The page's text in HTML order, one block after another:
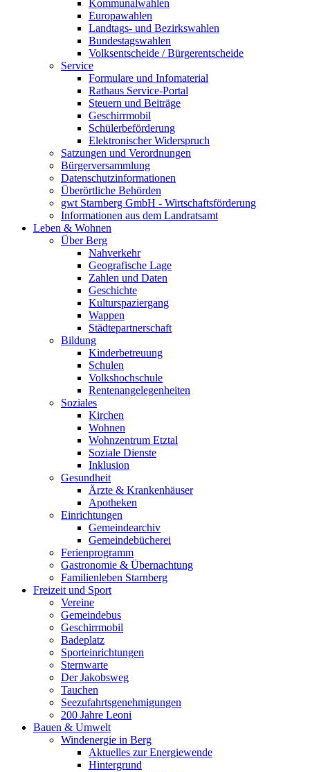
Kommunalwahlen
Europawahlen
Landtags- und Bezirkswahlen
Bundestagswahlen
Volksentscheide / Bürgerentscheide
Service
Formulare und Infomaterial
Rathaus Service-Portal
Steuern und Beiträge
Geschirrmobil
Schülerbeförderung
Elektronischer Widerspruch
Satzungen und Verordnungen
Bürgerversammlung
Datenschutzinformationen
Überörtliche Behörden
gwt Starnberg GmbH - Wirtschaftsförderung
Informationen aus dem Landratsamt
Leben & Wohnen
Über Berg
Nahverkehr
Geografische Lage
Zahlen und Daten
Geschichte
Kulturspaziergang
Wappen
Städtepartnerschaft
Bildung
Kinderbetreuung
Schulen
Volkshochschule
Rentenangelegenheiten
Soziales
Kirchen
Wohnen
Wohnzentrum Etztal
Soziale Dienste
Inklusion
Gesundheit
Ärzte & Krankenhäuser
Apotheken
Einrichtungen
Gemeindearchiv
Gemeindebücherei
Ferienprogramm
Gastronomie & Übernachtung
Familienleben Starnberg
Freizeit und Sport
Vereine
Gemeindebus
Geschirrmobil
Badeplatz
Sporteinrichtungen
Sternwarte
Der Jakobsweg
Tauchen
Seezufahrtsgenehmigungen
200 Jahre Leoni
Bauen & Umwelt
Windenergie in Berg
Aktuelles zur Energiewende
Hintergrund